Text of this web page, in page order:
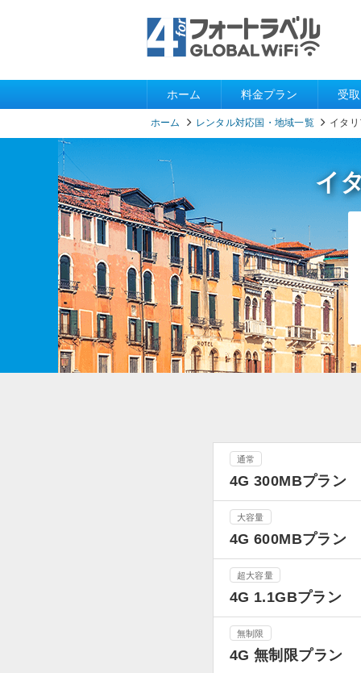
ホーム 料金プラン 受
ホーム レンタル対応国・地域一覧 イタ
イ
通常
4G 300MBプラン
大容量
4G 600MBプラン
超大容量
4G 1.1GBプラン
無制限
4G 無制限プラン